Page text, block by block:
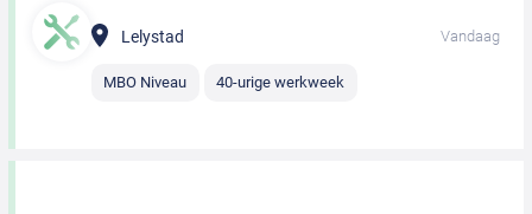
Lelystad Vandaag
MBO Niveau 40-urige werkweek